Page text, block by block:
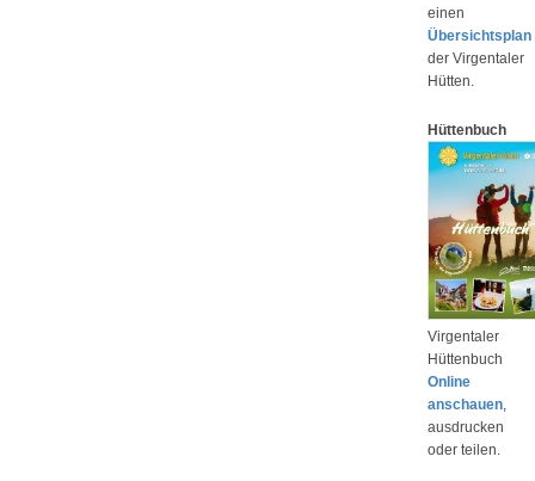
einen
Übersichtsplan
der Virgentaler
Hütten.
Hüttenbuch
Virgentaler
Hüttenbuch
Online
anschauen,
ausdrucken
oder teilen.